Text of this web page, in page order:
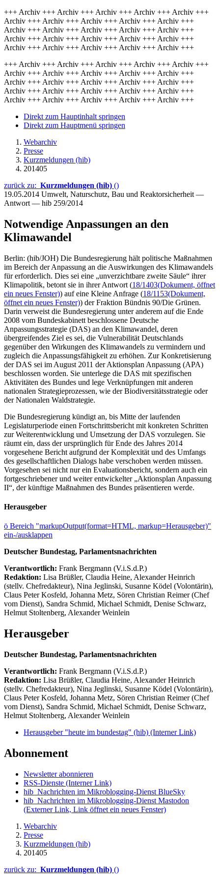
+++ Archiv +++ Archiv +++ Archiv +++ Archiv +++ Archiv +++
Archiv +++ Archiv +++ Archiv +++ Archiv +++ Archiv +++
Archiv +++ Archiv +++ Archiv +++ Archiv +++ Archiv +++
Archiv +++ Archiv +++ Archiv +++ Archiv +++ Archiv +++
Archiv +++ Archiv +++ Archiv +++ Archiv +++ Archiv +++
+++ Archiv +++ Archiv +++ Archiv +++ Archiv +++ Archiv +++
Archiv +++ Archiv +++ Archiv +++ Archiv +++ Archiv +++
Archiv +++ Archiv +++ Archiv +++ Archiv +++ Archiv +++
Archiv +++ Archiv +++ Archiv +++ Archiv +++ Archiv +++
Archiv +++ Archiv +++ Archiv +++ Archiv +++ Archiv +++
Direkt zum Hauptinhalt springen
Direkt zum Hauptmenü springen
Webarchiv
Presse
Kurzmeldungen (hib)
201405
zurück zu: Kurzmeldungen (hib) ()
19.05.2014 Umwelt, Naturschutz, Bau und Reaktorsicherheit —
Antwort — hib 259/2014
Notwendige Anpassungen an den
Klimawandel
Berlin: (hib/JOH) Die Bundesregierung hält politische Maßnahmen
im Bereich der Anpassung an die Auswirkungen des Klimawandels
für erforderlich. Dies sei eine „unverzichtbare zweite Säule“ ihrer
Klimapolitik, betont sie in ihrer Antwort (18/1403(Dokument, öffnet
ein neues Fenster)) auf eine Kleine Anfrage (18/1153(Dokument,
öffnet ein neues Fenster)) der Fraktion Bündnis 90/Die Grünen.
Darin verweist die Bundesregierung unter anderem auf die Ende
2008 vom Bundeskabinett beschlossene Deutsche
Anpassungsstrategie (DAS) an den Klimawandel, deren
übergreifendes Ziel es sei, die Vulnerabilität Deutschlands
gegenüber den Wirkungen des Klimawandels zu vermindern und
zugleich die Anpassungsfähigkeit zu erhöhen. Zur Konkretisierung
der DAS sei im August 2011 der Aktionsplan Anpassung (APA)
beschlossen worden. Sie unterlege die DAS mit spezifischen
Aktivitäten des Bundes und lege Verknüpfungen mit anderen
nationalen Strategieprozessen, wie der Biodiversitätsstrategie oder
der Nationalen Waldstrategie.
Die Bundesregierung kündigt an, bis Mitte der laufenden
Legislaturperiode einen Fortschrittsbericht mit konkreten Schritten
zur Weiterentwicklung und Umsetzung der DAS vorzulegen. Sie
räumt ein, dass der ursprünglich für Ende des Jahres 2014
vorgesehene Bericht aufgrund der Komplexität und des Umfangs
des gesellschaftlichen Dialogs habe verschoben werden müssen.
Vorgesehen sei nicht nur ein Evaluationsbericht, sondern auch ein
fortgeschriebener und weiter entwickelter „Aktionsplan Anpassung
II“, der künftige Maßnahmen des Bundes präsentieren werde.
Herausgeber
ö Bereich "markupOutput(format=HTML, markup=Herausgeber)"
ein-/ausklappen
Deutscher Bundestag, Parlamentsnachrichten
Verantwortlich: Frank Bergmann (V.i.S.d.P.)
Redaktion: Lisa Brüßler, Claudia Heine, Alexander Heinrich
(stellv. Chefredakteur), Nina Jeglinski, Susanne Ködel (Volontärin),
Claus Peter Kosfeld, Johanna Metz, Sören Christian Reimer (Chef
vom Dienst), Sandra Schmid, Michael Schmidt, Denise Schwarz,
Helmut Stoltenberg, Alexander Weinlein
Herausgeber
Deutscher Bundestag, Parlamentsnachrichten
Verantwortlich: Frank Bergmann (V.i.S.d.P.)
Redaktion: Lisa Brüßler, Claudia Heine, Alexander Heinrich
(stellv. Chefredakteur), Nina Jeglinski, Susanne Ködel (Volontärin),
Claus Peter Kosfeld, Johanna Metz, Sören Christian Reimer (Chef
vom Dienst), Sandra Schmid, Michael Schmidt, Denise Schwarz,
Helmut Stoltenberg, Alexander Weinlein
Herausgeber "heute im bundestag" (hib) (Interner Link)
Abonnement
Newsletter abonnieren
RSS-Dienste (Interner Link)
hib_Nachrichten im Mikroblogging-Dienst BlueSky
hib_Nachrichten im Mikroblogging-Dienst Mastodon
(Externer Link, Link öffnet ein neues Fenster)
Webarchiv
Presse
Kurzmeldungen (hib)
201405
zurück zu: Kurzmeldungen (hib) ()